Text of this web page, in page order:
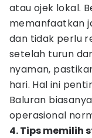
atau ojek lokal.
memanfaatkan
dan tidak perlu
setelah turun
nyaman,
hari. Hal ini
Baluran
operasional
4. Tips memilih